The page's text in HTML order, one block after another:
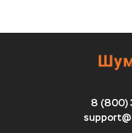
8 (800)